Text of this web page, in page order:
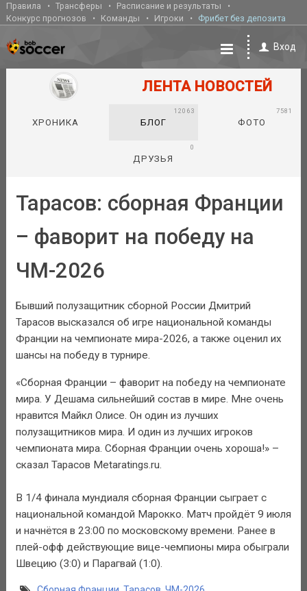
Правила Трансферы
Расписание и результаты
Конкурс прогнозов
Команды Игроки Фрибет без депозита
Вход
ЛЕНТА НОВОСТЕЙ
ХРОНИКА БЛОГ
12063
ФОТО
7581
ДРУЗЬЯ
0
Тарасов: сборная Франции
– фаворит на победу на
ЧМ-2026
Бывший полузащитник сборной России Дмитрий
Тарасов высказался об игре национальной команды
Франции на чемпионате мира-2026, а также оценил их
шансы на победу в турнире.
«Сборная Франции – фаворит на победу на чемпионате
мира. У Дешама сильнейший состав в мире. Мне очень
нравится Майкл Олисе. Он один из лучших
полузащитников мира. И один из лучших игроков
чемпионата мира. Сборная Франции очень хороша!» –
сказал Тарасов Metaratings.ru.
В 1/4 финала мундиаля сборная Франции сыграет с
национальной командой Марокко. Матч пройдёт 9 июля
и начнётся в 23:00 по московскому времени. Ранее в
плей-офф действующие вице-чемпионы мира обыграли
Швецию (3:0) и Парагвай (1:0).